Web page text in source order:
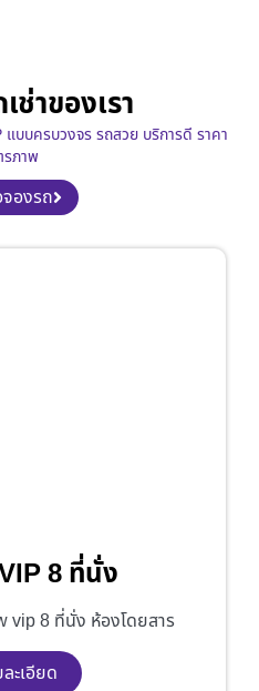
ช่าของเรา
บบครบวงจร รถสวย บริการดี ราคา
ภาพ
องรถ
8 ที่นั่ง
vip 8 ที่นั่ง ห้องโดยสาร
ะเอียด